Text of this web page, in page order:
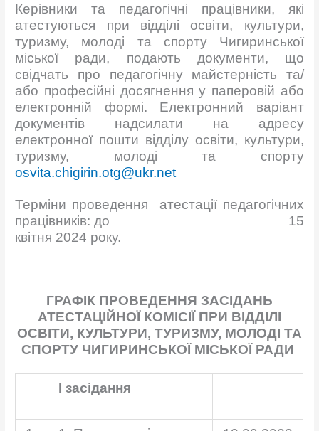
Керівники та педагогічні працівники, які
атестуються при відділі освіти, культури,
туризму, молоді та спорту Чигиринської
міської ради, подають документи, що
свідчать про педагогічну майстерність та/
або професійні досягнення у паперовій або
електронній формі. Електронний варіант
документів надсилати на адресу
електронної пошти відділу освіти, культури,
туризму, молоді та спорту
osvita.chigirin.otg@ukr.net
Терміни проведення атестації педагогічних
працівників: до 15
квітня 2024 року.
ГРАФІК ПРОВЕДЕННЯ ЗАСІДАНЬ
АТЕСТАЦІЙНОЇ КОМІСІЇ ПРИ ВІДДІЛІ
ОСВІТИ, КУЛЬТУРИ, ТУРИЗМУ, МОЛОДІ ТА
СПОРТУ ЧИГИРИНСЬКОЇ МІСЬКОЇ РАДИ
І засідання